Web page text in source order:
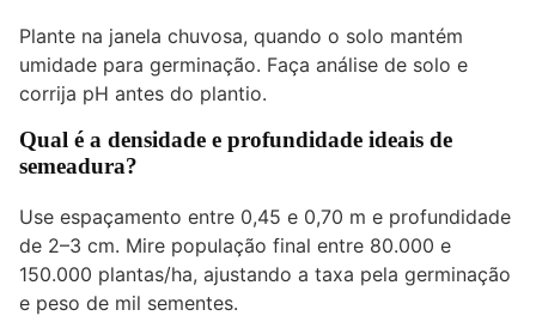
Plante na janela chuvosa, quando o solo mantém
umidade para germinação. Faça análise de solo e
corrija pH antes do plantio.
Qual é a densidade e profundidade ideais de
semeadura?
Use espaçamento entre 0,45 e 0,70 m e profundidade
de 2–3 cm. Mire população final entre 80.000 e
150.000 plantas/ha, ajustando a taxa pela germinação
e peso de mil sementes.